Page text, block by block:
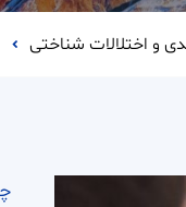
و اختلالات شناختی